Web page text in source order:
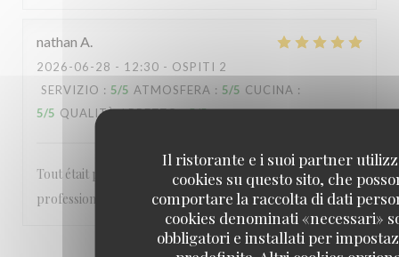
Il ristorante e i suoi partner
cookies su questo sito, che
comportare la raccolta di dati
cookies denominati «necessari»
obbligatori e installati per
nathan A
2026-06-28 - 12:30 - OSPITI 2
SERVIZIO : 5/5 ATMOSFERA : 5/5 CUCINA :
5/5 QUALITÀ / PREZZO: 5/5
Tout était parfait personnels très agréable et
professionnel A refaire